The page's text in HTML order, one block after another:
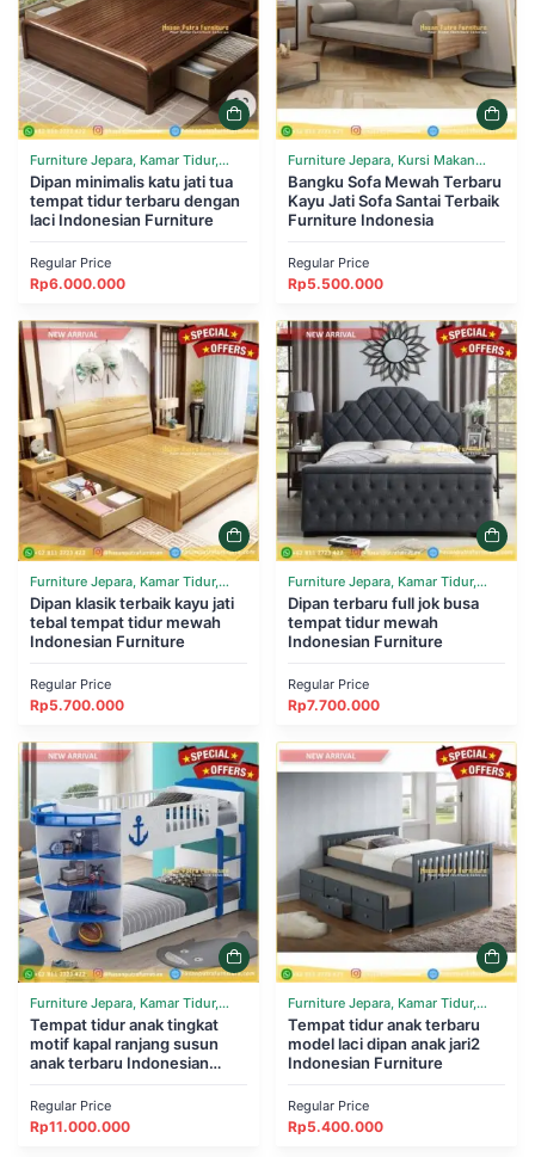
Furniture Jepara, Kamar Tidur,
Tempat Tidur
Dipan minimalis katu jati tua
tempat tidur terbaru dengan
laci Indonesian Furniture
Regular Price
Rp6.000.000
Furniture Jepara, Kursi Makan
Cafe Resto, Ruang Tamu, Sofa
Bangku Sofa Mewah Terbaru
Kayu Jati Sofa Santai Terbaik
Furniture Indonesia
Regular Price
Rp5.500.000
Furniture Jepara, Kamar Tidur,
Tempat Tidur
Dipan klasik terbaik kayu jati
tebal tempat tidur mewah
Indonesian Furniture
Regular Price
Rp5.700.000
Furniture Jepara, Kamar Tidur,
Tempat Tidur
Dipan terbaru full jok busa
tempat tidur mewah
Indonesian Furniture
Regular Price
Rp7.700.000
Furniture Jepara, Kamar Tidur,
Tempat Tidur
Tempat tidur anak tingkat
motif kapal ranjang susun
anak terbaru Indonesian
Regular Price
Rp11.000.000
Furniture Jepara, Kamar Tidur,
Tempat Tidur
Tempat tidur anak terbaru
model laci dipan anak jari2
Indonesian Furniture
Regular Price
Rp5.400.000